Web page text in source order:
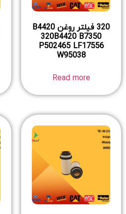
320 فیلتر روغن B4420
320B4420 B7350
P502465 LF17556
W95038
Read more